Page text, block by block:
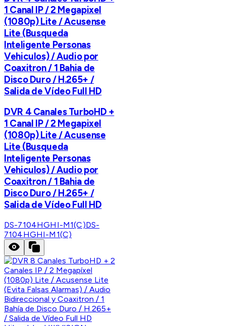
1 Canal IP / 2 Megapixel
(1080p) Lite / Acusense
Lite (Busqueda
Inteligente Personas
Vehiculos) / Audio por
Coaxitron / 1 Bahia de
Disco Duro / H.265+ /
Salida de Vídeo Full HD
DVR 4 Canales TurboHD +
1 Canal IP / 2 Megapixel
(1080p) Lite / Acusense
Lite (Busqueda
Inteligente Personas
Vehiculos) / Audio por
Coaxitron / 1 Bahia de
Disco Duro / H.265+ /
Salida de Vídeo Full HD
DS-7104HGHI-M1(C)DS-
7104HGHI-M1(C)